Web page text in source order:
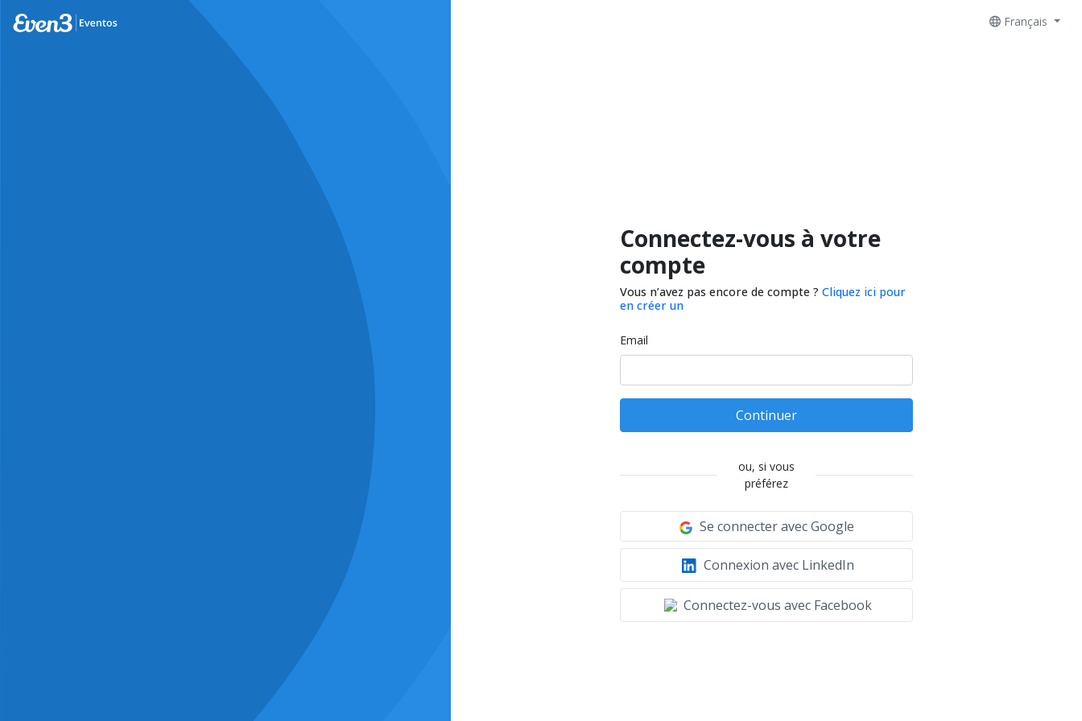
Français
Connectez-vous à votre
compte
Vous n’avez pas encore de compte ? Cliquez ici pour
en créer un
Email
Continuer
ou, si vous
préférez
Se connecter avec Google
Connexion avec LinkedIn
Connectez-vous avec Facebook